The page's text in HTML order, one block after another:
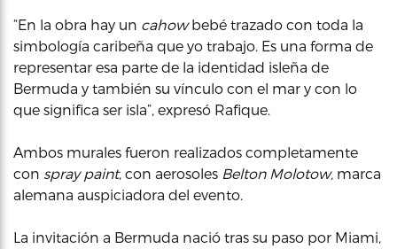
“En la obra hay un cahowbebé trazado con toda la
simbología caribeña que yo trabajo. Es una forma de
representar esa parte de la identidad isleña de
Bermuda y también su vínculo con el mar y con lo
que significa ser isla”, expresó Rafique.
Ambos murales fueron realizados completamente
con spray paint, con aerosoles Belton Molotow, marca
alemana auspiciadora del evento.
La invitación a Bermuda nació tras su paso por Miami,